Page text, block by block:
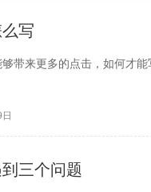
写
带来更多的点击，如何才
三个问题